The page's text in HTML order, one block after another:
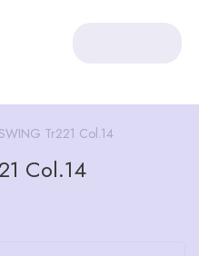
Tr221 Col.14
Col.14